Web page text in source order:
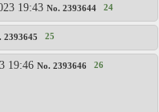
19:43 No. 2393644 24
2393645 25
19:46 No. 2393646 26